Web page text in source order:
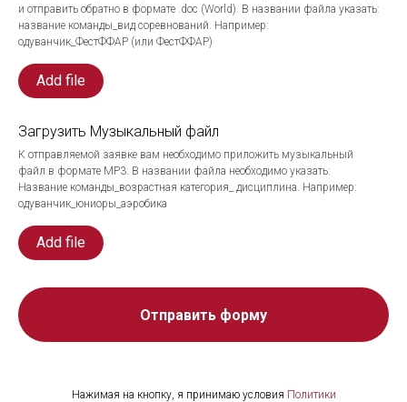
и отправить обратно в формате .doc (World). В названии файла указать:
название команды_вид соревнований. Например:
одуванчик_ФестФФАР (или ФестФФАР)
Add file
Загрузить Музыкальный файл
К отправляемой заявке вам необходимо приложить музыкальный
файл в формате MP3. В названии файла необходимо указать:
Название команды_возрастная категория_ дисциплина. Например:
одуванчик_юниоры_аэробика
Add file
Отправить форму
Нажимая на кнопку, я принимаю условия Политики